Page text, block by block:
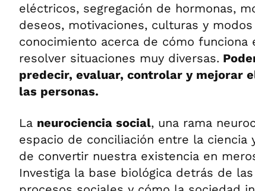
eléctricos, segregación de hormonas,
deseos, motivaciones, culturas y
conocimiento acerca de cómo
resolver situaciones muy diversas.
predecir, evaluar, controlar y mejorar
las personas.
La neurociencia social, una rama
espacio de conciliación entre la ciencia
de convertir nuestra existencia en
Investiga la base biológica detrás de